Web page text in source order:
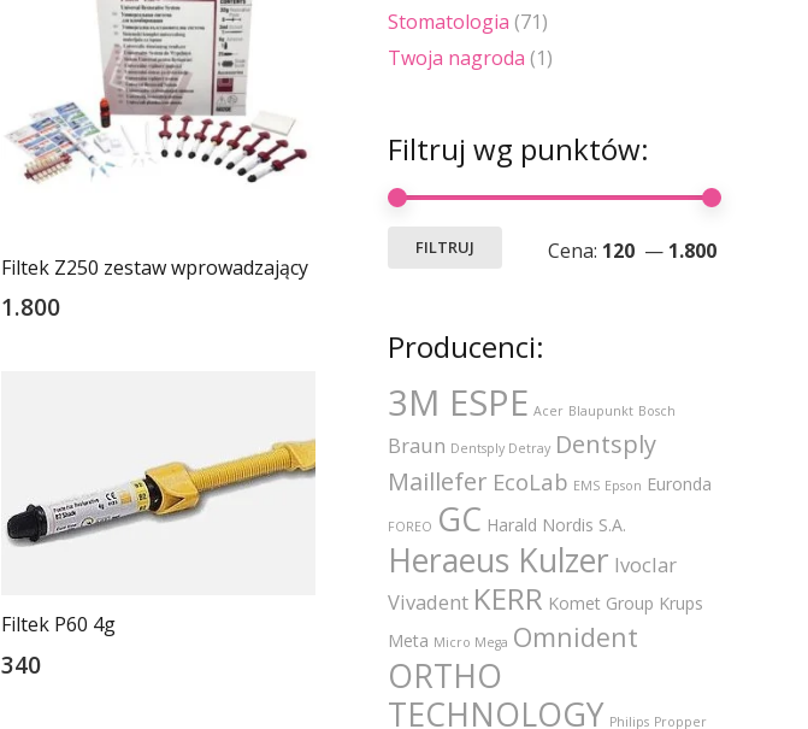
Filtek Z250 zestaw wprowadzający
1.800
Filtek P60 4g
340
Stomatologia (71)
Twoja nagroda (1)
Filtruj wg punktów:
FILTRUJ Cena: 120 — 1.800
Producenci:
3M ESPE Acer Blaupunkt Bosch
Braun Dentsply Detray Dentsply
Maillefer EcoLab EMS Epson Euronda
FOREO GC Harald Nordis S.A.
Heraeus Kulzer Ivoclar
Vivadent KERR Komet Group Krups
Meta Micro Mega Omnident
ORTHO
TECHNOLOGY Philips Propper